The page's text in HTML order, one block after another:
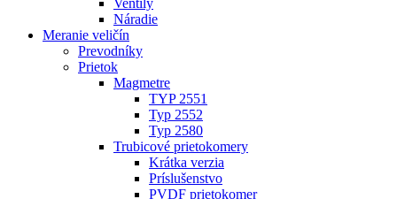
Ventily
Náradie
Meranie veličín
Prevodníky
Prietok
Magmetre
TYP 2551
Typ 2552
Typ 2580
Trubicové prietokomery
Krátka verzia
Príslušenstvo
PVDF prietokomer